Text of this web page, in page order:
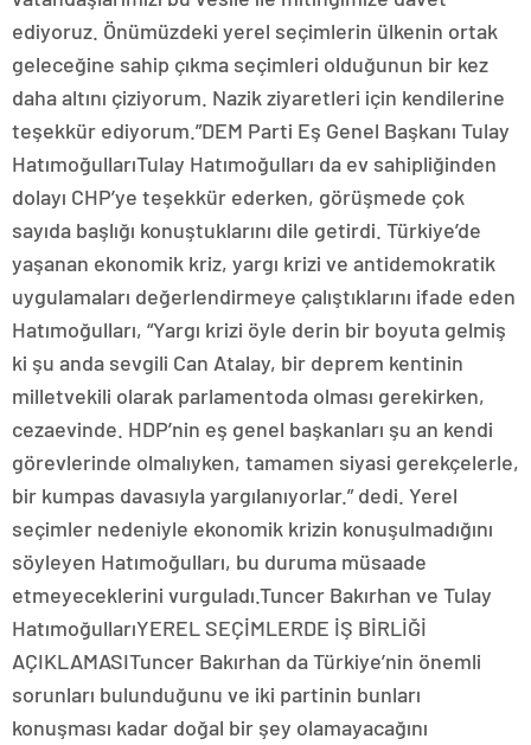
ediyoruz. Önümüzdeki yerel seçimlerin ülkenin ortak
geleceğine sahip çıkma seçimleri olduğunun bir kez
daha altını çiziyorum. Nazik ziyaretleri için kendilerine
teşekkür ediyorum.”DEM Parti Eş Genel Başkanı Tulay
HatımoğullarıTulay Hatımoğulları da ev sahipliğinden
dolayı CHP’ye teşekkür ederken, görüşmede çok
sayıda başlığı konuştuklarını dile getirdi. Türkiye’de
yaşanan ekonomik kriz, yargı krizi ve antidemokratik
uygulamaları değerlendirmeye çalıştıklarını ifade eden
Hatımoğulları, “Yargı krizi öyle derin bir boyuta gelmiş
ki şu anda sevgili Can Atalay, bir deprem kentinin
milletvekili olarak parlamentoda olması gerekirken,
cezaevinde. HDP’nin eş genel başkanları şu an kendi
görevlerinde olmalıyken, tamamen siyasi gerekçelerle,
bir kumpas davasıyla yargılanıyorlar.” dedi. Yerel
seçimler nedeniyle ekonomik krizin konuşulmadığını
söyleyen Hatımoğulları, bu duruma müsaade
etmeyeceklerini vurguladı.Tuncer Bakırhan ve Tulay
HatımoğullarıYEREL SEÇİMLERDE İŞ BİRLİĞİ
AÇIKLAMASITuncer Bakırhan da Türkiye’nin önemli
sorunları bulunduğunu ve iki partinin bunları
konuşması kadar doğal bir şey olamayacağını